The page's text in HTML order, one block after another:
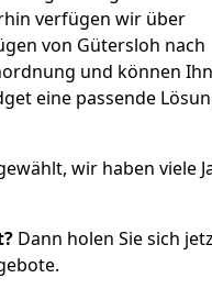
verfügen wir über
von Gütersloh nach
und können
eine passende
wir haben viele
Dann holen Sie sich